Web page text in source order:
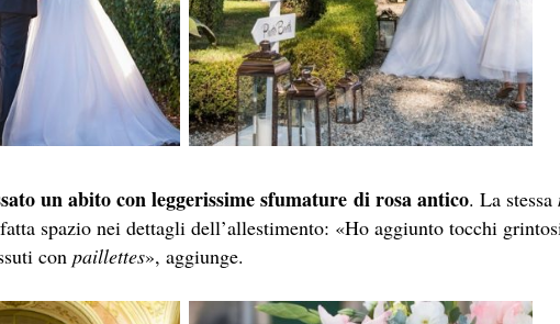
un abito con leggerissime sfumature di rosa antico. La stessa
spazio nei dettagli dell’allestimento: «Ho aggiunto tocchi
con paillettes», aggiunge.